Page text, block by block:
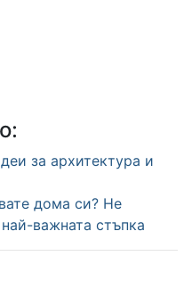
за архитектура и
дома си? Не
важната стъпка